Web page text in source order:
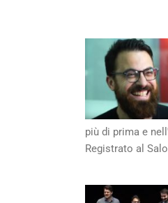
più di prima e
Registrato al